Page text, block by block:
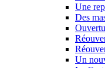
Une
Des
Un